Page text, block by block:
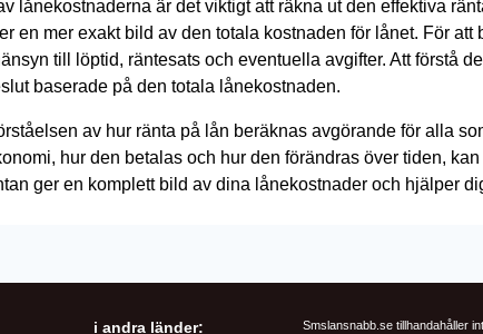
lånekostnaderna är det viktigt att räkna ut den effektiva
en mer exakt bild av den totala kostnaden för lånet. För
till löptid, räntesats och eventuella avgifter. Att förstå
baserade på den totala lånekostnaden.
av hur ränta på lån beräknas avgörande för alla
hur den betalas och hur den förändras över tiden,
ger en komplett bild av dina lånekostnader och hjälper
i andra länder:
Smslansnabb.se tillhandahåller